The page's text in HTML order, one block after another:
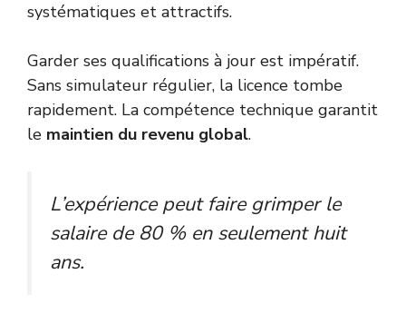
systématiques et attractifs.
Garder ses qualifications à jour est impératif.
Sans simulateur régulier, la licence tombe
rapidement. La compétence technique garantit
le maintien du revenu global.
L’expérience peut faire grimper le
salaire de 80 % en seulement huit
ans.